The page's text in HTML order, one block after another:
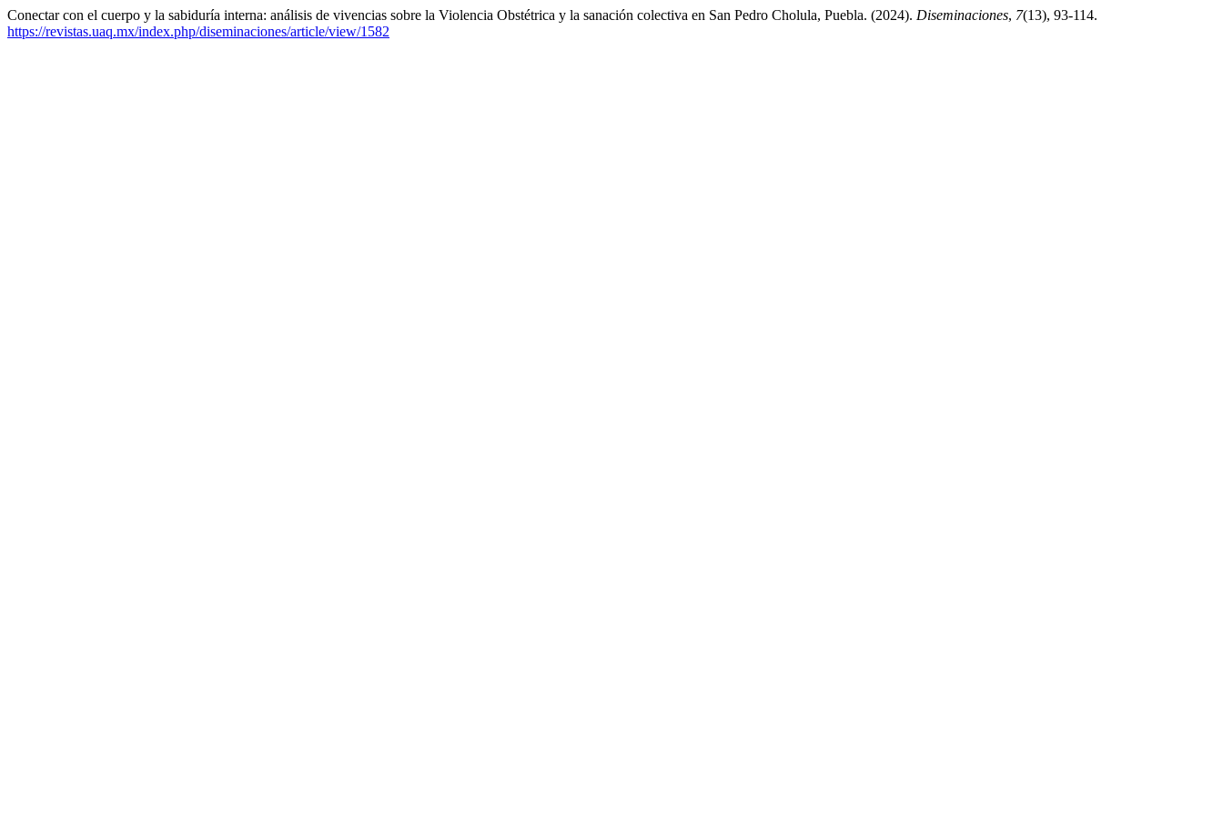
Conectar con el cuerpo y la sabiduría interna: análisis de vivencias sobre la Violencia Obstétrica y la sanación colectiva en San Pedro Cholula, Puebla. (2024). Diseminaciones, 7(13), 93-114.
https://revistas.uaq.mx/index.php/diseminaciones/article/view/1582